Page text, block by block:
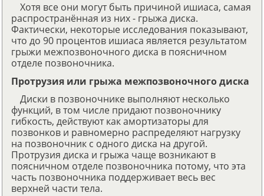
Хотя все они могут быть причиной ишиаса, самая
распространённая из них - грыжа диска.
Фактически, некоторые исследования показывают,
что до 90 процентов ишиаса является результатом
грыжи межпозвоночного диска в поясничном
отделе позвоночника.
Протрузия или грыжа межпозвоночного диска
Диски в позвоночнике выполняют несколько
функций, в том числе придают позвоночнику
гибкость, действуют как амортизаторы для
позвонков и равномерно распределяют нагрузку
на позвоночник с одного диска на другой.
Протрузия диска и грыжа чаще возникают в
поясничном отделе позвоночника потому, что эта
часть позвоночника поддерживает весь вес
верхней части тела.